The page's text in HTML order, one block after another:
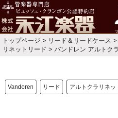
トップページ > リード＆リードケース >
リネットリード > バンドレン アルトク
Vandoren リード アルトクラリネッ